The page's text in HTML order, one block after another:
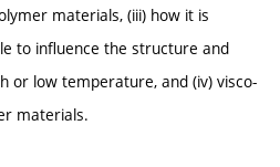
materials, (iii) how it is
to influence the structure and
or low temperature, and (iv) visco-
materials.